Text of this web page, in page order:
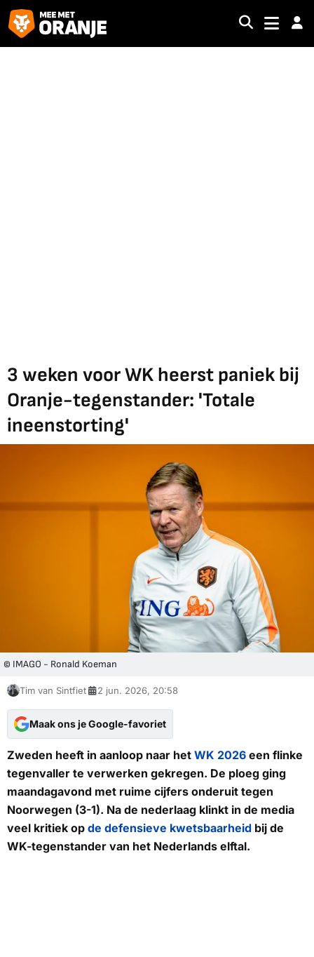
3 weken voor WK heerst paniek bij
Oranje-tegenstander: 'Totale
ineenstorting'
© IMAGO - Ronald Koeman
Tim van Sintfiet 2 jun. 2026, 20:58
Maak ons je Google-favoriet
Zweden heeft in aanloop naar het WK 2026 een flinke
tegenvaller te verwerken gekregen. De ploeg ging
maandagavond met ruime cijfers onderuit tegen
Noorwegen (3-1). Na de nederlaag klinkt in de media
veel kritiek op de defensieve kwetsbaarheid bij de
WK-tegenstander van het Nederlands elftal.